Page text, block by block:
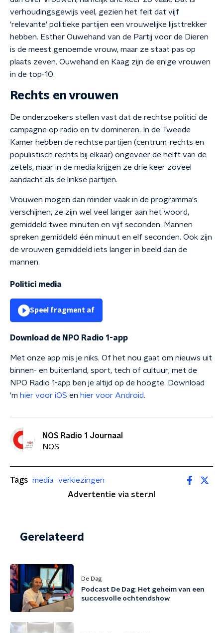
verhoudingsgewijs veel, gezien het feit dat vijf
'relevante' politieke partijen een vrouwelijke lijsttrekker
hebben. Esther Ouwehand van de Partij voor de Dieren
is de meest genoemde vrouw, maar ze staat pas op
plaats zeven. Ouwehand en Kaag zijn de enige vrouwen
in de top-10.
Rechts en vrouwen
De onderzoekers stellen vast dat de rechtse politici de
campagne op radio en tv domineren. In de Tweede
Kamer hebben de rechtse partijen (centrum-rechts en
populistisch rechts bij elkaar) ongeveer de helft van de
zetels, maar in de media krijgen ze drie keer zoveel
aandacht als de linkse partijen.
Vrouwen mogen dan minder vaak in de programma's
verschijnen, ze zijn wel veel langer aan het woord,
gemiddeld twee minuten en vijf seconden. Mannen
spreken gemiddeld één minuut en elf seconden. Ook zijn
de vrouwen gemiddeld iets langer in beeld dan de
mannen.
Politici media
Speel fragment af
Download de NPO Radio 1-app
Met onze app mis je niks. Of het nou gaat om nieuws uit
binnen- en buitenland, sport, tech of cultuur; met de
NPO Radio 1-app ben je altijd op de hoogte. Download
'm hier voor iOS en hier voor Android.
NOS Radio 1 Journaal
NOS
Tags media
verkiezingen
Advertentie via ster.nl
Gerelateerd
De Dag
Podcast De Dag: Het geheim van een
succesvolle ochtendshow